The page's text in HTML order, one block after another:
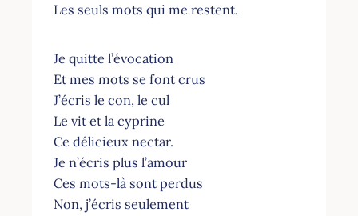
Les seuls mots qui me restent.
Je quitte l’évocation
Et mes mots se font crus
J’écris le con, le cul
Le vit et la cyprine
Ce délicieux nectar.
Je n’écris plus l’amour
Ces mots-là sont perdus
Non, j’écris seulement